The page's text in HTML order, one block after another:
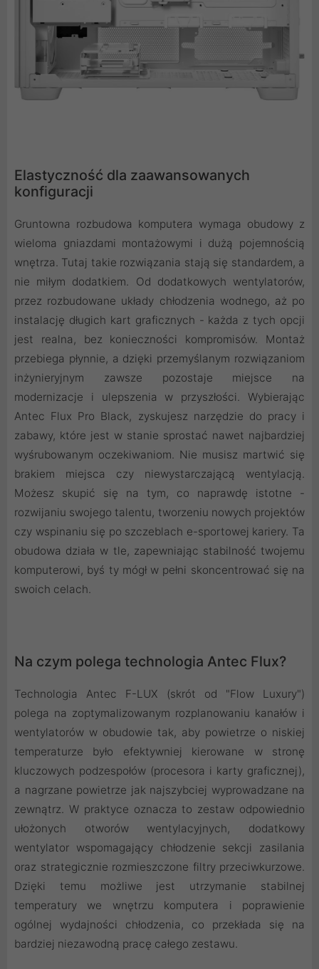
Elastyczność dla zaawansowanych
konfiguracji
Gruntowna rozbudowa komputera wymaga obudowy z
wieloma gniazdami montażowymi i dużą pojemnością
wnętrza. Tutaj takie rozwiązania stają się standardem, a
nie miłym dodatkiem. Od dodatkowych wentylatorów,
przez rozbudowane układy chłodzenia wodnego, aż po
instalację długich kart graficznych - każda z tych opcji
jest realna, bez konieczności kompromisów. Montaż
przebiega płynnie, a dzięki przemyślanym rozwiązaniom
inżynieryjnym zawsze pozostaje miejsce na
modernizacje i ulepszenia w przyszłości. Wybierając
Antec Flux Pro Black, zyskujesz narzędzie do pracy i
zabawy, które jest w stanie sprostać nawet najbardziej
wyśrubowanym oczekiwaniom. Nie musisz martwić się
brakiem miejsca czy niewystarczającą wentylacją.
Możesz skupić się na tym, co naprawdę istotne -
rozwijaniu swojego talentu, tworzeniu nowych projektów
czy wspinaniu się po szczeblach e-sportowej kariery. Ta
obudowa działa w tle, zapewniając stabilność twojemu
komputerowi, byś ty mógł w pełni skoncentrować się na
swoich celach.
Na czym polega technologia Antec Flux?
Technologia Antec F-LUX (skrót od "Flow Luxury")
polega na zoptymalizowanym rozplanowaniu kanałów i
wentylatorów w obudowie tak, aby powietrze o niskiej
temperaturze było efektywniej kierowane w stronę
kluczowych podzespołów (procesora i karty graficznej),
a nagrzane powietrze jak najszybciej wyprowadzane na
zewnątrz. W praktyce oznacza to zestaw odpowiednio
ułożonych otworów wentylacyjnych, dodatkowy
wentylator wspomagający chłodzenie sekcji zasilania
oraz strategicznie rozmieszczone filtry przeciwkurzowe.
Dzięki temu możliwe jest utrzymanie stabilnej
temperatury we wnętrzu komputera i poprawienie
ogólnej wydajności chłodzenia, co przekłada się na
bardziej niezawodną pracę całego zestawu.